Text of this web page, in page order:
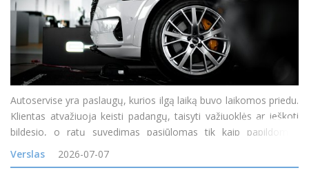
Autoservise yra paslaugų, kurios ilgą laiką buvo laikomos priedu.
Klientas atvažiuoja keisti padangų, taisyti važiuoklės ar ieškoti
bildesio, o ratų suvedimas pasiūlomas tik kaip papildomas
darbas. Tačiau vis daugiau servisų pastebi, kad toks požiūris
palieka pinigus ant stalo. Ratų geometrij
Verslas 2026-07-07